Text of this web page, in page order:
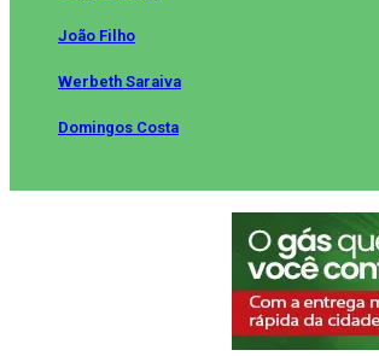
João Filho
Werbeth Saraiva
Domingos Costa